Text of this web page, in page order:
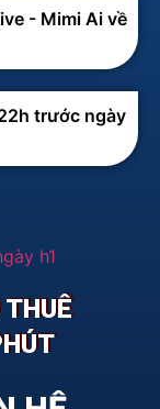
- Mimi Ai về
trước ngày
THUÊ